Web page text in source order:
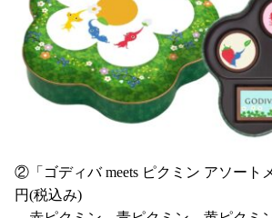
②「ゴディバ meets ピクミン アソート
円(税込み)